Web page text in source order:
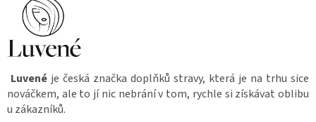
Luvené je česká značka doplňků stravy, která je na trhu sice
nováčkem, ale to jí nic nebrání v tom, rychle si získávat oblibu
u zákazníků.